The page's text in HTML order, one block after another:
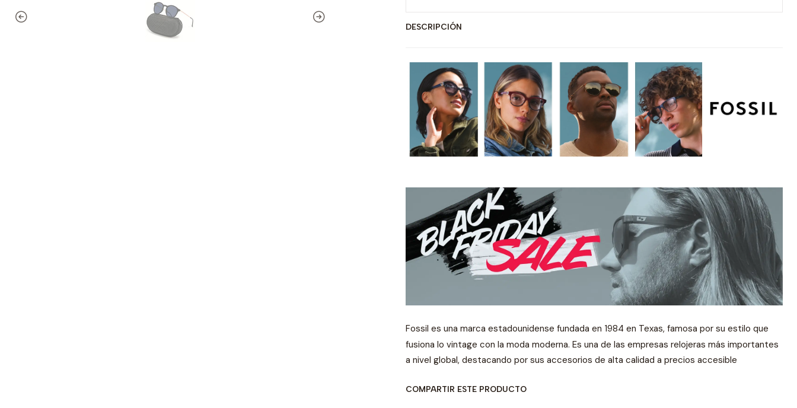
DESCRIPCIÓN
Fossil es una marca estadounidense fundada en 1984 en Texas, famosa por su estilo que
fusiona lo vintage con la moda moderna. Es una de las empresas relojeras más importantes
a nivel global, destacando por sus accesorios de alta calidad a precios accesible
COMPARTIR ESTE PRODUCTO